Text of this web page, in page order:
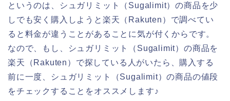
というのは、シュガリミット（Sugalimit）の商品を少
しでも安く購入しようと楽天（Rakuten）で調べてい
ると料金が違うことがあることに気が付くからです。
なので、もし、シュガリミット（Sugalimit）の商品を
楽天（Rakuten）で探している人がいたら、購入する
前に一度、シュガリミット（Sugalimit）の商品の値段
をチェックすることをオススメします♪